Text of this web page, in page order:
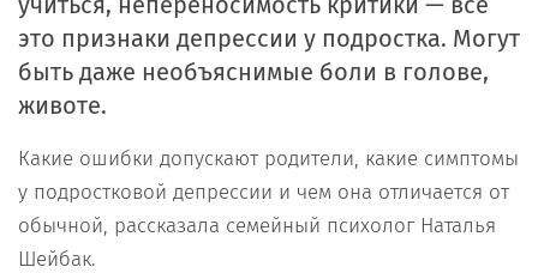
это признаки депрессии у подростка. Могут
быть даже необъяснимые боли в голове,
животе.
Какие ошибки допускают родители, какие симптомы
у подростковой депрессии и чем она отличается от
обычной, рассказала семейный психолог Наталья
Шейбак.